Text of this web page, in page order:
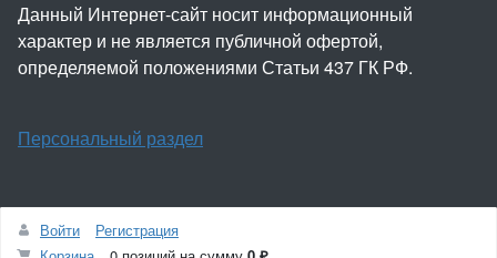
Данный Интернет-сайт носит информационный
характер и не является публичной офертой,
определяемой положениями Статьи 437 ГК РФ.
Персональный раздел
Войти
Регистрация